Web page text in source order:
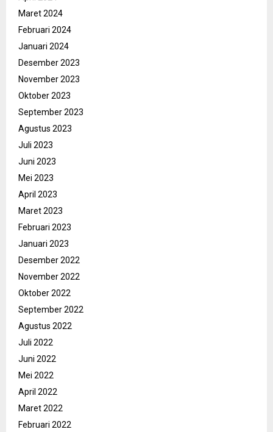
Maret 2024
Februari 2024
Januari 2024
Desember 2023
November 2023
Oktober 2023
September 2023
Agustus 2023
Juli 2023
Juni 2023
Mei 2023
April 2023
Maret 2023
Februari 2023
Januari 2023
Desember 2022
November 2022
Oktober 2022
September 2022
Agustus 2022
Juli 2022
Juni 2022
Mei 2022
April 2022
Maret 2022
Februari 2022